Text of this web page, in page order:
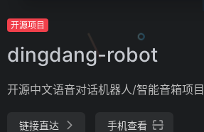
开源项目
dingdang-robot
开源中文语音对话机器人/智能音箱项目
链接直达 手机查看